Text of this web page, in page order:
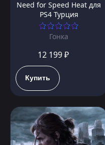
Need for Speed Heat для
PS4 Турция
Гонка
12 199 ₽
Купить